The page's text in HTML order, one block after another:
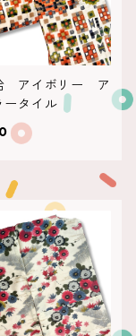
アイボリー ア
ータイル